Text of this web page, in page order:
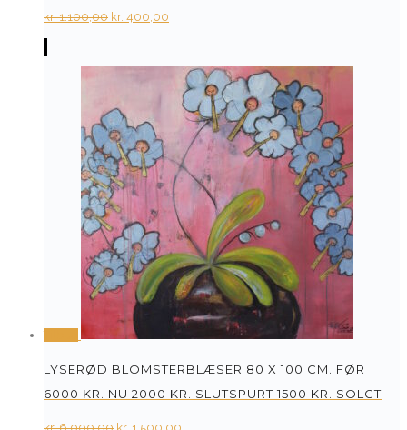
kr.1.100,00 Original
was:
kr. 400,00
is:
kr. 400,00.
LYSERØD BLOMSTERBLÆSER 80 X 100 CM. FØR
6000 KR. NU 2000 KR. SLUTSPURT 1500 KR. SOLGT
Original